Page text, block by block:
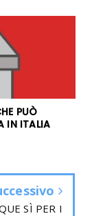
PUÒ
IN ITALIA
SÌ PER I